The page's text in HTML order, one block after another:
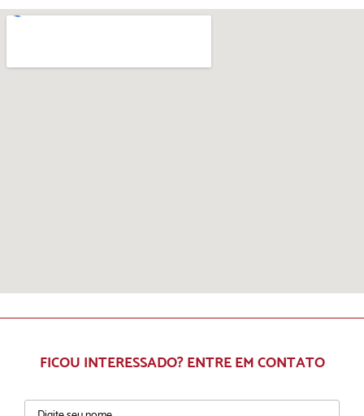
FICOU INTERESSADO? ENTRE EM CONTATO